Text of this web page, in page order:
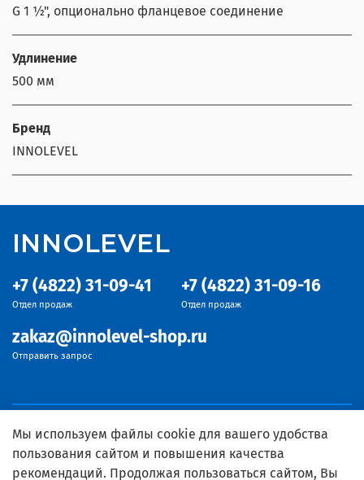
G 1 ½", опционально фланцевое соединение
Удлинение
500 мм
Бренд
INNOLEVEL
+7 (4822) 31-09-41
Отдел продаж
+7 (4822) 31-09-16
Отдел продаж
zakaz@innolevel-shop.ru
Отправить запрос
INNOLEVEL
Мы используем файлы cookie для вашего удобства
пользования сайтом и повышения качества
рекомендаций. Продолжая пользоваться сайтом, Вы